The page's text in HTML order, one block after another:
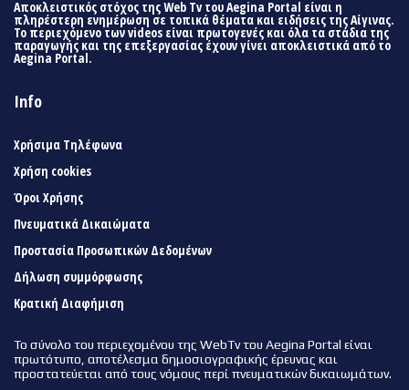
Αποκλειστικός στόχος της Web Tv του Aegina Portal είναι η
πληρέστερη ενημέρωση σε τοπικά θέματα και ειδήσεις της Αίγινας.
Το περιεχόμενο των videos είναι πρωτογενές και όλα τα στάδια της
παραγωγής και της επεξεργασίας έχουν γίνει αποκλειστικά από το
Aegina Portal.
Info
Χρήσιμα Τηλέφωνα
Χρήση cookies
Όροι Χρήσης
Πνευματικά Δικαιώματα
Προστασία Προσωπικών Δεδομένων
Δήλωση συμμόρφωσης
Κρατική Διαφήμιση
Το σύνολο του περιεχομένου της WebTv του Aegina Portal είναι
πρωτότυπο, αποτέλεσμα δημοσιογραφικής έρευνας και
προστατεύεται από τους νόμους περί πνευματικών δικαιωμάτων.